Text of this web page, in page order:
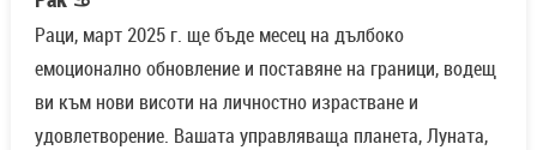
Раци, март 2025 г. ще бъде месец на дълбоко
емоционално обновление и поставяне на граници, водещ
ви към нови висоти на личностно израстване и
удовлетворение. Вашата управляваща планета, Луната,